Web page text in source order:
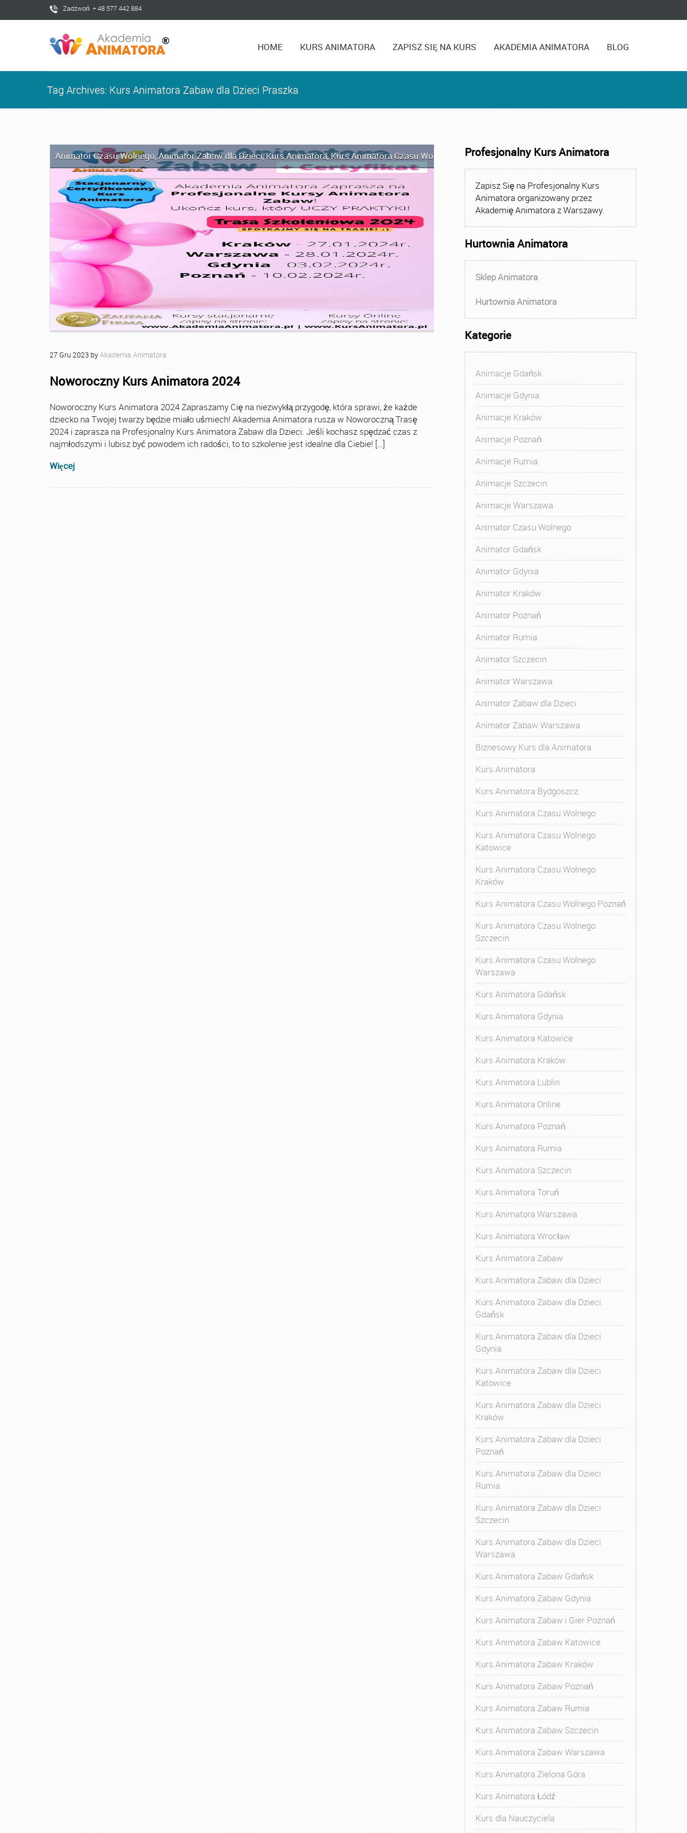
Zadzwoń + 48 577 442 884
HOME KURS ANIMATORA ZAPISZ SIĘ NA KURS AKADEMIA ANIMATORA BLOG
Tag Archives: Kurs Animatora Zabaw dla Dzieci Praszka
Animator Czasu Wolnego,Animator Zabaw dla Dzieci,Kurs Animatora,Kurs Animatora Czasu Wolnego Kurs Animatora Czasu Wolnego Warszawa
27 Gru 2023 byAkademia Animatora
Noworoczny Kurs Animatora 2024
Noworoczny Kurs Animatora 2024 Zapraszamy Cię na niezwykłą przygodę, która sprawi, że każde
dziecko na Twojej twarzy będzie miało uśmiech! Akademia Animatora rusza w Noworoczną Trasę
2024 i zaprasza na Profesjonalny Kurs Animatora Zabaw dla Dzieci. Jeśli kochasz spędzać czas z
najmłodszymi i lubisz być powodem ich radości, to to szkolenie jest idealne dla Ciebie! […]
Więcej
Profesjonalny Kurs Animatora
Zapisz Się na Profesjonalny Kurs
Animatora organizowany przez
Akademię Animatora z Warszawy.
Hurtownia Animatora
Sklep Animatora
Hurtownia Animatora
Kategorie
Animacje Gdańsk
Animacje Gdynia
Animacje Kraków
Animacje Poznań
Animacje Rumia
Animacje Szczecin
Animacje Warszawa
Animator Czasu Wolnego
Animator Gdańsk
Animator Gdynia
Animator Kraków
Animator Poznań
Animator Rumia
Animator Szczecin
Animator Warszawa
Animator Zabaw dla Dzieci
Animator Zabaw Warszawa
Biznesowy Kurs dla Animatora
Kurs Animatora
Kurs Animatora Bydgoszcz
Kurs Animatora Czasu Wolnego
Kurs Animatora Czasu Wolnego
Katowice
Kurs Animatora Czasu Wolnego
Kraków
Kurs Animatora Czasu Wolnego Poznań
Kurs Animatora Czasu Wolnego
Szczecin
Kurs Animatora Czasu Wolnego
Warszawa
Kurs Animatora Gdańsk
Kurs Animatora Gdynia
Kurs Animatora Katowice
Kurs Animatora Kraków
Kurs Animatora Lublin
Kurs Animatora Online
Kurs Animatora Poznań
Kurs Animatora Rumia
Kurs Animatora Szczecin
Kurs Animatora Toruń
Kurs Animatora Warszawa
Kurs Animatora Wrocław
Kurs Animatora Zabaw
Kurs Animatora Zabaw dla Dzieci
Kurs Animatora Zabaw dla Dzieci
Gdańsk
Kurs Animatora Zabaw dla Dzieci
Gdynia
Kurs Animatora Zabaw dla Dzieci
Katowice
Kurs Animatora Zabaw dla Dzieci
Kraków
Kurs Animatora Zabaw dla Dzieci
Poznań
Kurs Animatora Zabaw dla Dzieci
Rumia
Kurs Animatora Zabaw dla Dzieci
Szczecin
Kurs Animatora Zabaw dla Dzieci
Warszawa
Kurs Animatora Zabaw Gdańsk
Kurs Animatora Zabaw Gdynia
Kurs Animatora Zabaw i Gier Poznań
Kurs Animatora Zabaw Katowice
Kurs Animatora Zabaw Kraków
Kurs Animatora Zabaw Poznań
Kurs Animatora Zabaw Rumia
Kurs Animatora Zabaw Szczecin
Kurs Animatora Zabaw Warszawa
Kurs Animatora Zielona Góra
Kurs Animatora Łódź
Kurs dla Nauczyciela